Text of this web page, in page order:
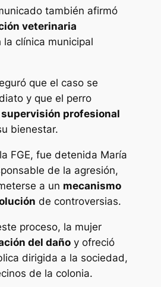
también afirmó
veterinaria
clínica municipal
que el caso se
y que el perro
supervisión profesional
bienestar.
FGE, fue detenida María
de la agresión,
a un mecanismo
de controversias.
proceso, la mujer
del dañoy ofreció
dirigida a la sociedad,
de la colonia.